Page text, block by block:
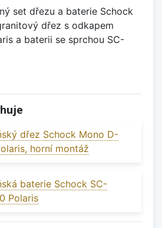
set dřezu a baterie Schock
dřez s odkapem
a baterii se sprchou SC-
dřez Schock Mono D-
horní montáž
baterie Schock SC-
Polaris